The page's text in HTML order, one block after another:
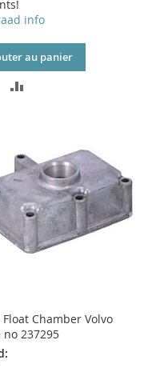
info
au panier
LISTE
Float Chamber Volvo
no 237295